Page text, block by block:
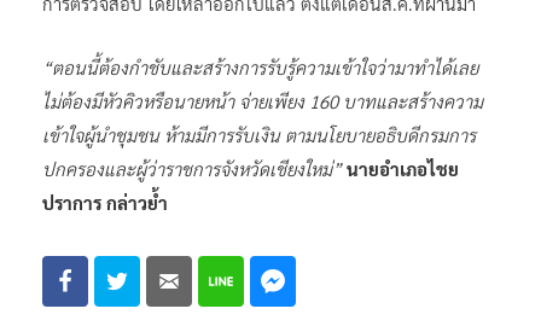
การตรวจสอบ โดยให้ลาออกไปแล้ว ตั้งแต่เดือนส.ค.ที่ผ่านมา
“ตอนนี้ต้องกำชับและสร้างการรับรู้ความเข้าใจว่ามาทำได้เลย
ไม่ต้องมีหัวคิวหรือนายหน้า จ่ายเพียง 160 บาทและสร้างความ
เข้าใจผู้นำชุมชน ห้ามมีการรับเงิน ตามนโยบายอธิบดีกรมการ
ปราการ กล่าวย้ำ